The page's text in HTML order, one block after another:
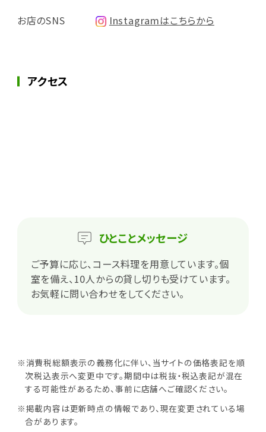
お店のSNS Instagramはこちらから
アクセス
ひとことメッセージ
ご予算に応じ、コース料理を用意しています。個
室を備え、10人からの貸し切りも受けています。
お気軽に問い合わせをしてください。
※消費税総額表示の義務化に伴い、当サイトの価格表記を順
次税込表示へ変更中です。期間中は税抜・税込表記が混在
する可能性があるため、事前に店舗へご確認ください。
※掲載内容は更新時点の情報であり、現在変更されている場
合があります。